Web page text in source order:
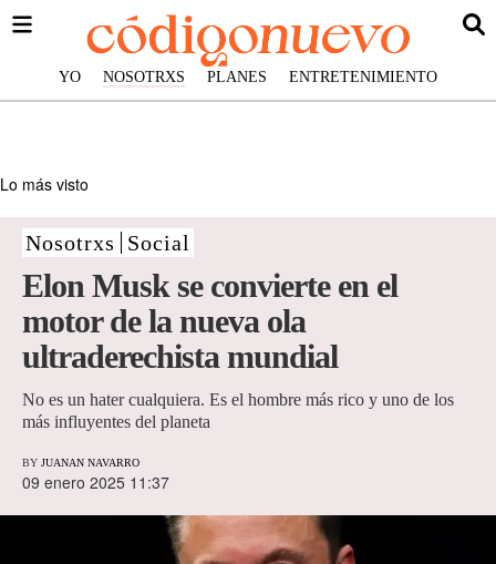
YO NOSOTRXS PLANES ENTRETENIMIENTO
Lo más visto
Nosotrxs Social
Elon Musk se convierte en el
motor de la nueva ola
ultraderechista mundial
No es un hater cualquiera. Es el hombre más rico y uno de los
más influyentes del planeta
BY JUANAN NAVARRO
09 enero 2025 11:37